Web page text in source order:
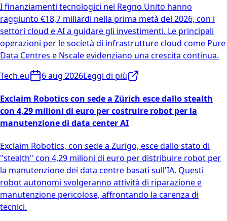
I finanziamenti tecnologici nel Regno Unito hanno
raggiunto €18,7 miliardi nella prima metà del 2026, con i
settori cloud e AI a guidare gli investimenti. Le principali
operazioni per le società di infrastrutture cloud come Pure
Data Centres e Nscale evidenziano una crescita continua.
Tech.eu
6 aug 2026Leggi di più
Exclaim Robotics con sede a Zürich esce dallo stealth
con 4,29 milioni di euro per costruire robot per la
manutenzione di data center AI
Exclaim Robotics, con sede a Zurigo, esce dallo stato di
"stealth" con 4,29 milioni di euro per distribuire robot per
la manutenzione dei data centre basati sull'IA. Questi
robot autonomi svolgeranno attività di riparazione e
manutenzione pericolose, affrontando la carenza di
tecnici.